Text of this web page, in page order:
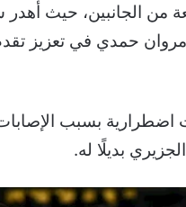
من الجانبين، حيث
25، بينما فشل مروان حمدي في
اضطرارية بسبب